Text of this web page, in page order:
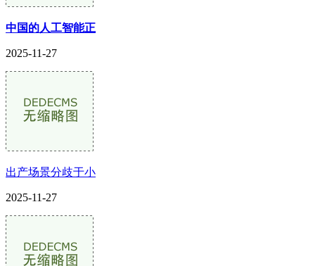
中国的人工智能正
2025-11-27
出产场景分歧于小
2025-11-27